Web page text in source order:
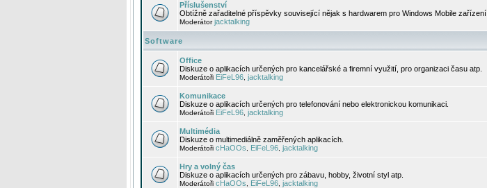
Příslušenství
Obtížně zařaditelné příspěvky související nějak s hardwarem pro Windows Mobile zařízení.
Moderátorjacktalking
Software
Office
Diskuze o aplikacích určených pro kancelářské a firemní využití, pro organizaci času atp.
Moderátoři EiFeL96 jacktalking
Komunikace
Diskuze o aplikacích určených pro telefonování nebo elektronickou komunikaci.
Moderátoři EiFeL96 jacktalking
Multimédia
Diskuze o multimediálně zaměřených aplikacích.
Moderátoři cHaOOs EiFeL96 jacktalking
Hry a volný čas
Diskuze o aplikacích určených pro zábavu, hobby, životní styl atp.
Moderátoři cHaOOs EiFeL96 jacktalking